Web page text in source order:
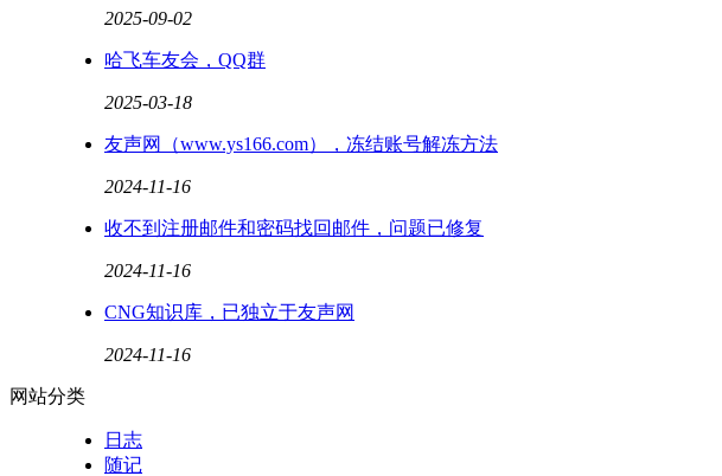
2025-09-02
哈飞车友会，QQ群
2025-03-18
友声网（www.ys166.com），冻结账号解冻方法
2024-11-16
收不到注册邮件和密码找回邮件，问题已修复
2024-11-16
CNG知识库，已独立于友声网
2024-11-16
网站分类
日志
随记